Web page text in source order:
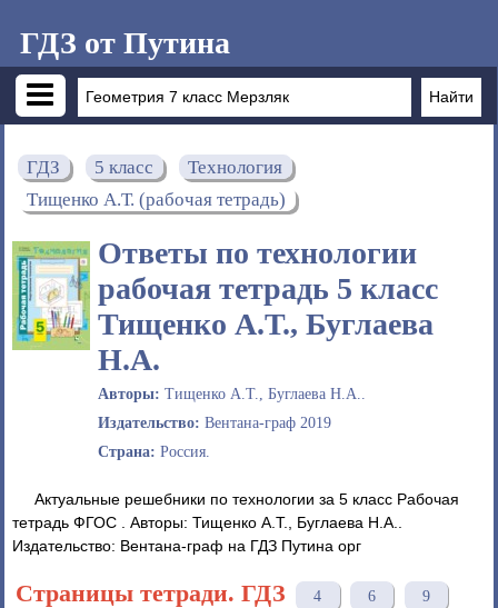
ГДЗ от Путина
ГДЗ 5 класс
Технология
Тищенко А.Т. (рабочая тетрадь)
Ответы по технологии
рабочая тетрадь 5 класс
Тищенко А.Т., Буглаева
Н.А.
Авторы: Тищенко А.Т., Буглаева Н.А..
Издательство: Вентана-граф 2019
Страна: Россия.
Актуальные решебники по технологии за 5 класс Рабочая
тетрадь ФГОС . Авторы: Тищенко А.Т., Буглаева Н.А..
Издательство: Вентана-граф на ГДЗ Путина орг
Страницы тетради. ГДЗ 4 6 9